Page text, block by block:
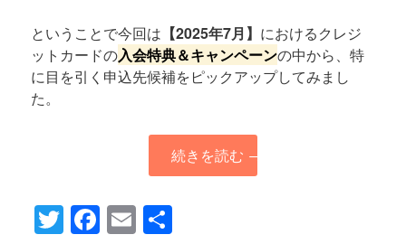
ということで今回は 【2025年7月】 におけるクレジ
ットカードの入会特典＆キャンペーンの中から、特
に目を引く申込先候補をピックアップしてみまし
た。
続きを読む →
Twitter
Facebook
Email